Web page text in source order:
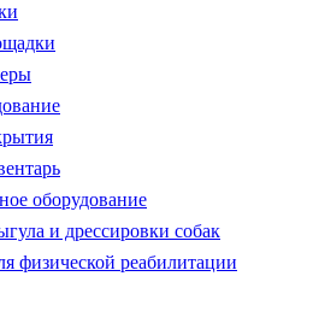
оборудование
и дрессировки собак
физической реабилитации